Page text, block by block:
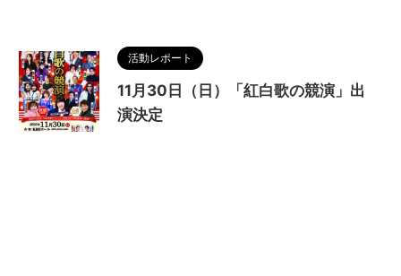
活動レポート
11月30日（日）「紅白歌の競演」出
演決定